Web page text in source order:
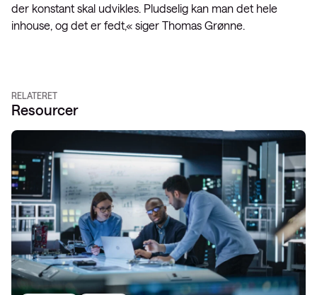
der konstant skal udvikles. Pludselig kan man det hele
inhouse, og det er fedt,« siger Thomas Grønne.
RELATERET
Resourcer